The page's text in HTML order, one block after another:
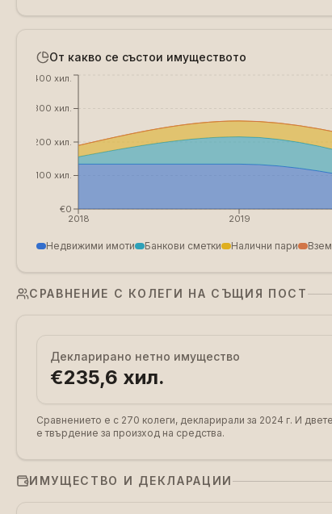
От какво се състои имуществото
2018 2019
€0
€100 хил.
€200 хил.
€300 хил.
€400 хил.
Недвижими имоти Банкови сметки Налични пари
СРАВНЕНИЕ С КОЛЕГИ НА СЪЩИЯ ПОСТ
Декларирано нетно имущество
€235,6 хил.
Сравнението е с 270 колеги, декларирали за 2024 г. И
е твърдение за произход на средства.
ИМУЩЕСТВО И ДЕКЛАРАЦИИ